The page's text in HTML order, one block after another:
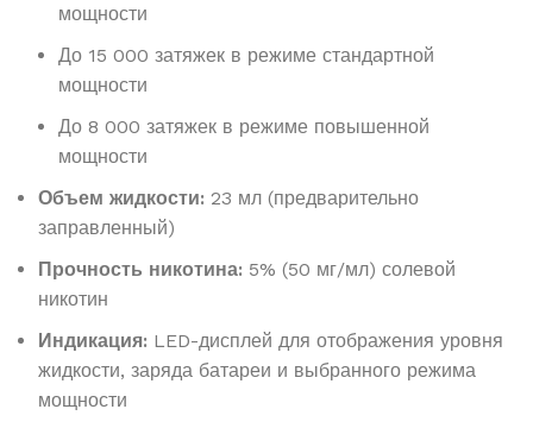
мощности
До 15 000 затяжек в режиме стандартной
мощности
До 8 000 затяжек в режиме повышенной
мощности
Объем жидкости: 23 мл (предварительно
заправленный)
Прочность никотина: 5% (50 мг/мл) солевой
никотин
Индикация: LED-дисплей для отображения уровня
жидкости, заряда батареи и выбранного режима
мощности